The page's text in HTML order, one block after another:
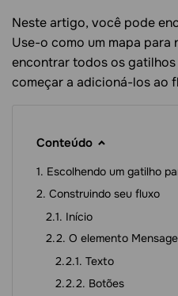
Neste artigo, você pode
Use-o como um mapa
encontrar todos os
começar a adicioná-los ao
Conteúdo
Escolhendo um gatilho
Construindo seu fluxo
Início
O elemento
Texto
Botões